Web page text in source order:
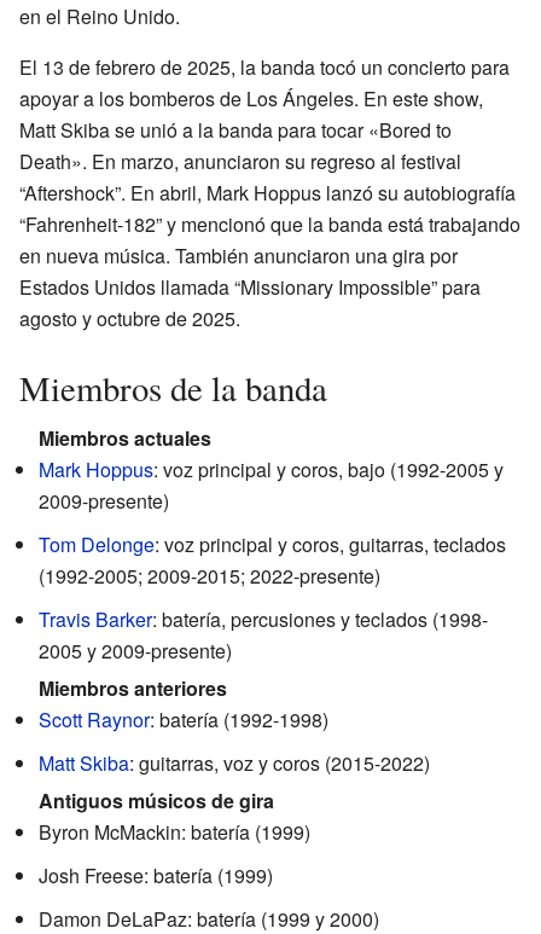
en el Reino Unido.
El 13 de febrero de 2025, la banda tocó un concierto para
apoyar a los bomberos de Los Ángeles. En este show,
Matt Skiba se unió a la banda para tocar «Bored to
Death». En marzo, anunciaron su regreso al festival
“Aftershock”. En abril, Mark Hoppus lanzó su autobiografía
“Fahrenheit-182” y mencionó que la banda está trabajando
en nueva música. También anunciaron una gira por
Estados Unidos llamada “Missionary Impossible” para
agosto y octubre de 2025.
Miembros de la banda
Miembros actuales
Mark Hoppus: voz principal y coros, bajo (1992-2005 y
2009-presente)
Tom Delonge: voz principal y coros, guitarras, teclados
(1992-2005; 2009-2015; 2022-presente)
Travis Barker: batería, percusiones y teclados (1998-
2005 y 2009-presente)
Miembros anteriores
Scott Raynor: batería (1992-1998)
Matt Skiba: guitarras, voz y coros (2015-2022)
Antiguos músicos de gira
Byron McMackin: batería (1999)
Josh Freese: batería (1999)
Damon DeLaPaz: batería (1999 y 2000)